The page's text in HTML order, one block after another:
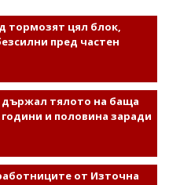
тормозят цял блок,
пред частен
тялото на баща
и половина заради
от Източна